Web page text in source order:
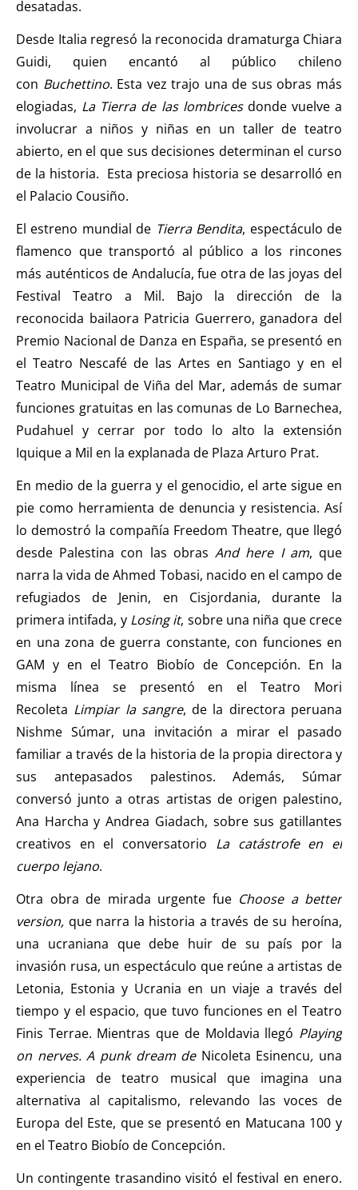
desatadas.
Desde Italia regresó la reconocida dramaturga Chiara
Guidi, quien encantó al público chileno
con Buchettino. Esta vez trajo una de sus obras más
elogiadas, La Tierra de las lombricesdonde vuelve a
involucrar a niños y niñas en un taller de teatro
abierto, en el que sus decisiones determinan el curso
de la historia. Esta preciosa historia se desarrolló en
el Palacio Cousiño.
El estreno mundial de Tierra Bendita, espectáculo de
flamenco que transportó al público a los rincones
más auténticos de Andalucía, fue otra de las joyas del
Festival Teatro a Mil. Bajo la dirección de la
reconocida bailaora Patricia Guerrero, ganadora del
Premio Nacional de Danza en España, se presentó en
el Teatro Nescafé de las Artes en Santiago y en el
Teatro Municipal de Viña del Mar, además de sumar
funciones gratuitas en las comunas de Lo Barnechea,
Pudahuel y cerrar por todo lo alto la extensión
Iquique a Mil en la explanada de Plaza Arturo Prat.
En medio de la guerra y el genocidio, el arte sigue en
pie como herramienta de denuncia y resistencia. Así
lo demostró la compañía Freedom Theatre, que llegó
desde Palestina con las obrasAnd here I am, que
narra la vida de Ahmed Tobasi, nacido en el campo de
refugiados de Jenin, en Cisjordania, durante la
primera intifada, y Losing it, sobre una niña que crece
en una zona de guerra constante, con funciones en
GAM y en el Teatro Biobío de Concepción. En la
misma línea se presentó en el Teatro Mori
Recoleta Limpiar la sangre, de la directora peruana
Nishme Súmar, una invitación a mirar el pasado
familiar a través de la historia de la propia directora y
sus antepasados palestinos. Además, Súmar
conversó junto a otras artistas de origen palestino,
Ana Harcha y Andrea Giadach, sobre sus gatillantes
creativos en el conversatorio La catástrofe en el
cuerpo lejano.
Otra obra de mirada urgente fue Choose a better
version, que narra la historia a través de su heroína,
una ucraniana que debe huir de su país por la
invasión rusa, un espectáculo que reúne a artistas de
Letonia, Estonia y Ucrania en un viaje a través del
tiempo y el espacio, que tuvo funciones en el Teatro
Finis Terrae. Mientras que de Moldavia llegó Playing
on nerves. A punk dream de Nicoleta Esinencu, una
experiencia de teatro musical que imagina una
alternativa al capitalismo, relevando las voces de
Europa del Este, que se presentó en Matucana 100 y
en el Teatro Biobío de Concepción.
Un contingente trasandino visitó el festival en enero.